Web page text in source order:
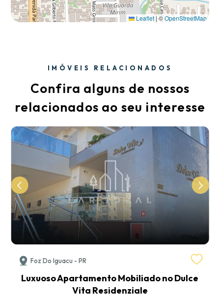
Leaflet | ©OpenStreetMap
IMÓVEIS RELACIONADOS
Confira alguns de nossos
relacionados ao seu interesse
Foz Do Iguacu - PR
Luxuoso Apartamento Mobiliado no Dulce
Vita Residenziale